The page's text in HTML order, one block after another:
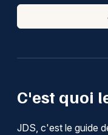
C'est quoi
JDS, c'est le guide